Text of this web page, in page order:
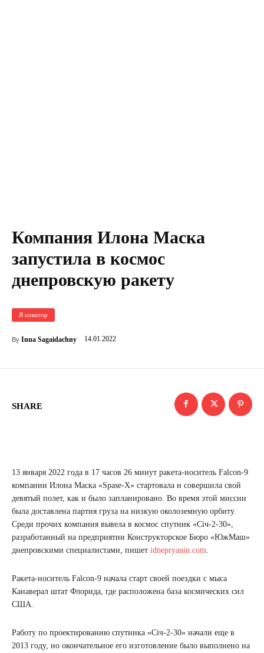
Компания Илона Маска
запустила в космос
днепровскую ракету
Я новатор
By Inna Sagaidachny 14.01.2022
SHARE
13 января 2022 года в 17 часов 26 минут ракета-носитель Falcon-9
компании Илона Маска «Spase-X» стартовала и совершила свой
девятый полет, как и было запланировано. Во время этой миссии
была доставлена ​​партия груза на низкую околоземную орбиту.
Среди прочих компания вывела в космос спутник «Січ-2-30»,
разработанный на предприятии Конструкторское Бюро «ЮжМаш»
днепровскими специалистами, пишет idnepryanin.com
Ракета-носитель Falcon-9 начала старт своей поездки с мыса
Канаверал штат Флорида, где расположена база космических сил
США.
Работу по проектированию спутника «Січ-2-30» начали еще в
2013 году, но окончательное его изготовление было выполнено на